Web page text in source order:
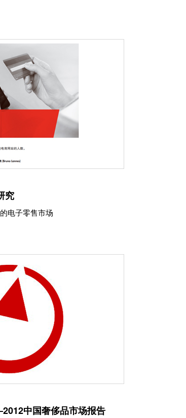
究
电子零售市场
中国奢侈品市场报告